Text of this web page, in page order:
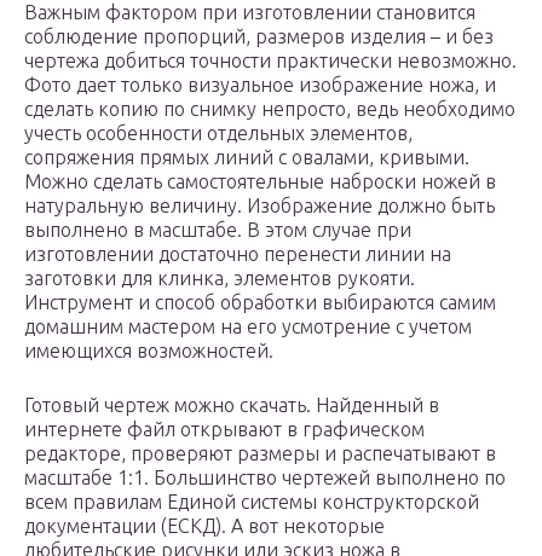
Важным фактором при изготовлении становится
соблюдение пропорций, размеров изделия – и без
чертежа добиться точности практически невозможно.
Фото дает только визуальное изображение ножа, и
сделать копию по снимку непросто, ведь необходимо
учесть особенности отдельных элементов,
сопряжения прямых линий с овалами, кривыми.
Можно сделать самостоятельные наброски ножей в
натуральную величину. Изображение должно быть
выполнено в масштабе. В этом случае при
изготовлении достаточно перенести линии на
заготовки для клинка, элементов рукояти.
Инструмент и способ обработки выбираются самим
домашним мастером на его усмотрение с учетом
имеющихся возможностей.
Готовый чертеж можно скачать. Найденный в
интернете файл открывают в графическом
редакторе, проверяют размеры и распечатывают в
масштабе 1:1. Большинство чертежей выполнено по
всем правилам Единой системы конструкторской
документации (ЕСКД). А вот некоторые
любительские рисунки или эскиз ножа в